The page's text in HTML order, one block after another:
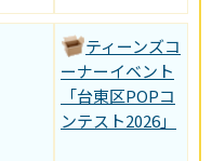
ティーンズコ
ーナーイベント
「台東区POPコ
ンテスト2026」